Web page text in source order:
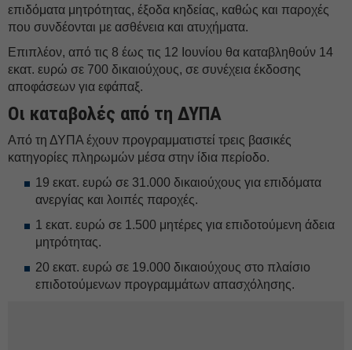
επιδόματα μητρότητας, έξοδα κηδείας, καθώς και παροχές
που συνδέονται με ασθένεια και ατυχήματα.
Επιπλέον, από τις 8 έως τις 12 Ιουνίου θα καταβληθούν 14
εκατ. ευρώ σε 700 δικαιούχους, σε συνέχεια έκδοσης
αποφάσεων για εφάπαξ.
Οι καταβολές από τη ΔΥΠΑ
Από τη ΔΥΠΑ έχουν προγραμματιστεί τρεις βασικές
κατηγορίες πληρωμών μέσα στην ίδια περίοδο.
19 εκατ. ευρώ σε 31.000 δικαιούχους για επιδόματα
ανεργίας και λοιπές παροχές.
1 εκατ. ευρώ σε 1.500 μητέρες για επιδοτούμενη άδεια
μητρότητας.
20 εκατ. ευρώ σε 19.000 δικαιούχους στο πλαίσιο
επιδοτούμενων προγραμμάτων απασχόλησης.